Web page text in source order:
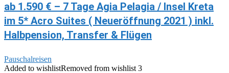
ab 1.590 € – 7 Tage Agia Pelagia / Insel Kreta
im 5* Acro Suites ( Neueröffnung 2021 ) inkl.
Halbpension, Transfer & Flügen
Pauschalreisen
Added to wishlistRemoved from wishlist 3